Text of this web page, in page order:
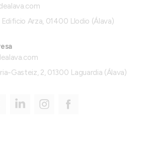
Arza, 01400 Llodio (Álava)
Gasteiz, 2, 01300 Laguardia (Álava)